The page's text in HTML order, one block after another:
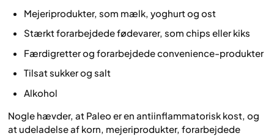
Mejeriprodukter, som mælk, yoghurt og ost
Stærkt forarbejdede fødevarer, som chips eller kiks
Færdigretter og forarbejdede convenience-produkter
Tilsat sukker og salt
Alkohol
Nogle hævder, at Paleo er en antiinflammatorisk kost, og
at udeladelse af korn, mejeriprodukter, forarbejdede